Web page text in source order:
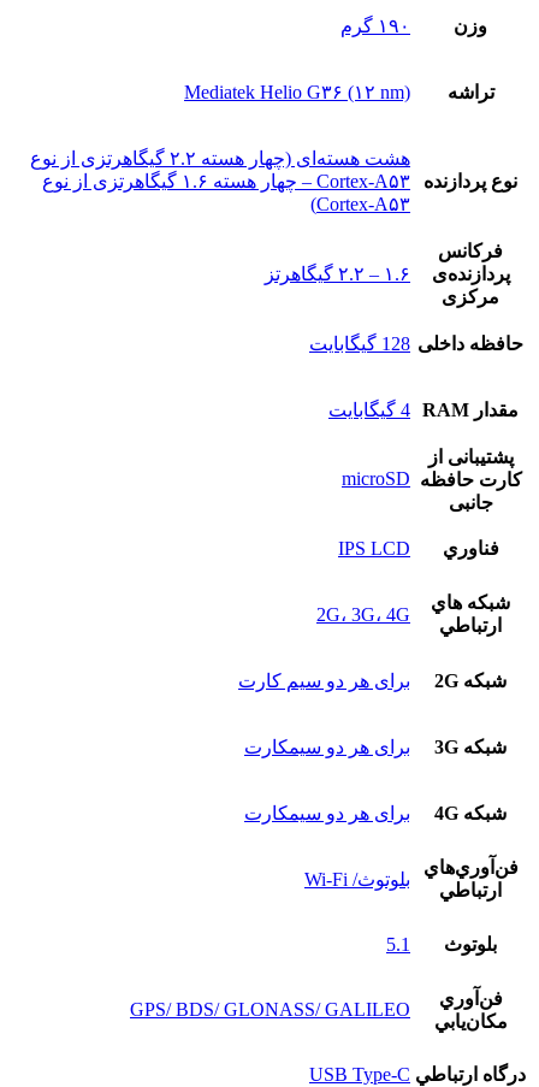
وزن ۱۹۰ گرم
تراشه Mediatek Helio G۳۶ (۱۲ nm)
نوع پردازنده
هشت هسته‌ای (چهار هسته ۲.۲ گیگاهرتزی از نوع
Cortex-A۵۳ – چهار هسته ۱.۶ گیگاهرتزی از نوع
Cortex-A۵۳)
فرکانس
پردازنده‌ی
مرکزی
۱.۶ – ۲.۲ گیگاهرتز
حافظه داخلی 128 گيگابايت
مقدار RAM 4 گيگابايت
پشتيبانی از
کارت حافظه
جانبی
microSD
فناوري IPS LCD
شبکه هاي
ارتباطي
2G، 3G، 4G
شبکه 2G برای هر دو سیم کارت
شبکه 3G برای هر دو سیمکارت
شبکه 4G برای هر دو سیمکارت
فن‌آوري‌هاي
ارتباطي
بلوتوث/ Wi-Fi
بلوتوث 5.1
فن‌آوري
مکان‌يابي
GPS/ BDS/ GLONASS/ GALILEO
درگاه ارتباطي USB Type-C